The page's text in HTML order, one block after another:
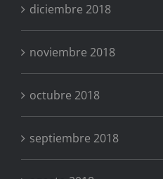
diciembre 2018
noviembre 2018
octubre 2018
septiembre 2018